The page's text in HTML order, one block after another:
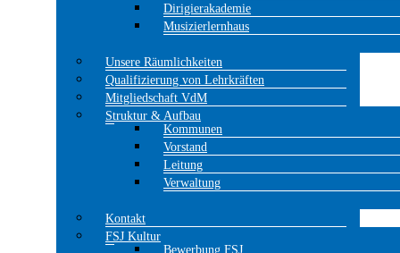
Dirigierakademie
Musizierlernhaus
Unsere Räumlichkeiten
Qualifizierung von Lehrkräften
Mitgliedschaft VdM
Struktur & Aufbau
Kommunen
Vorstand
Leitung
Verwaltung
Kontakt
FSJ Kultur
Bewerbung FSJ